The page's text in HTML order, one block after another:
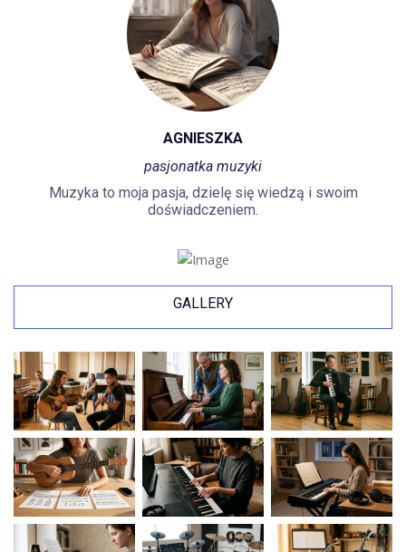
AGNIESZKA
pasjonatka muzyki
Muzyka to moja pasja, dzielę się wiedzą i swoim
doświadczeniem.
GALLERY